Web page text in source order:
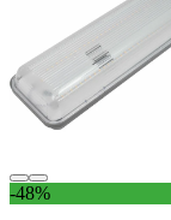
-48%